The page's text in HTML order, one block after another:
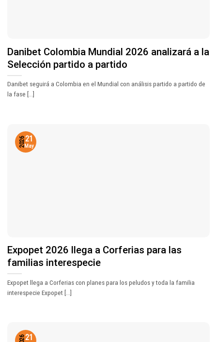
Danibet Colombia Mundial 2026 analizará a la
Selección partido a partido
Danibet seguirá a Colombia en el Mundial con análisis partido a partido de
la fase [...]
Expopet 2026 llega a Corferias para las
familias interespecie
Expopet llega a Corferias con planes para los peludos y toda la familia
interespecie Expopet [...]
21
May
2026
21